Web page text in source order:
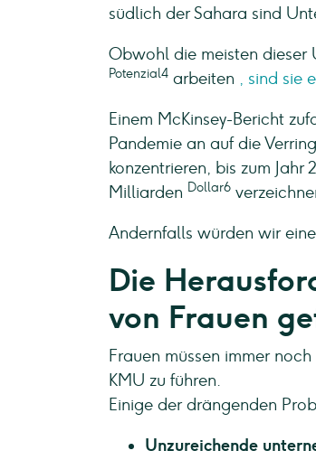
südlich der Sahara sind
Obwohl die meisten dieser
Potenzial4 arbeiten , sind sie
Einem McKinsey-Bericht
Pandemie an auf die
konzentrieren, bis zum
Milliarden Dollar6
Andernfalls würden wir
Die
von Frauen
Frauen müssen immer
KMU zu führen.
Einige der drängenden
Unzureichende